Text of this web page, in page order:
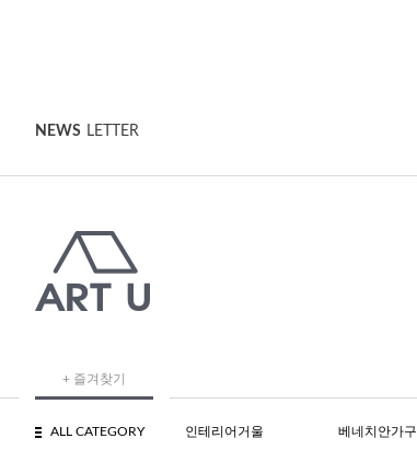
NEWS LETTER
+ 즐겨찾기
ALL CATEGORY 인테리어거울 베네치안가구